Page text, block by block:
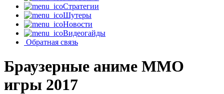
Стратегии
Шутеры
Новости
Видеогайды
Обратная связь
Браузерные аниме MMO
игры 2017